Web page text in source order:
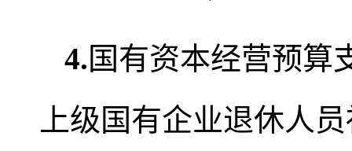
4.国有资本经营预算
上级国有企业退休人